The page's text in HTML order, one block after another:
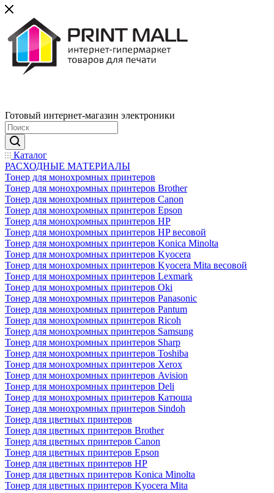
Готовый интернет-магазин электроники
Каталог
РАСХОДНЫЕ МАТЕРИАЛЫ
Тонер для монохромных принтеров
Тонер для монохромных принтеров Brother
Тонер для монохромных принтеров Canon
Тонер для монохромных принтеров Epson
Тонер для монохромных принтеров HP
Тонер для монохромных принтеров HP весовой
Тонер для монохромных принтеров Konica Minolta
Тонер для монохромных принтеров Kyocera
Тонер для монохромных принтеров Kyocera Mita весовой
Тонер для монохромных принтеров Lexmark
Тонер для монохромных принтеров Oki
Тонер для монохромных принтеров Panasonic
Тонер для монохромных принтеров Pantum
Тонер для монохромных принтеров Ricoh
Тонер для монохромных принтеров Samsung
Тонер для монохромных принтеров Sharp
Тонер для монохромных принтеров Toshiba
Тонер для монохромных принтеров Xerox
Тонер для монохромных принтеров Avision
Тонер для монохромных принтеров Deli
Тонер для монохромных принтеров Катюша
Тонер для монохромных принтеров Sindoh
Тонер для цветных принтеров
Тонер для цветных принтеров Brother
Тонер для цветных принтеров Canon
Тонер для цветных принтеров Epson
Тонер для цветных принтеров HP
Тонер для цветных принтеров Konica Minolta
Тонер для цветных принтеров Kyocera Mita